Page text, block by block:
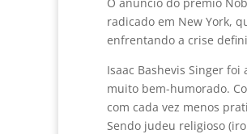
radicado em New York,
enfrentando a crise
Isaac Bashevis Singer
muito bem-humorado.
com cada vez menos
Sendo judeu religioso